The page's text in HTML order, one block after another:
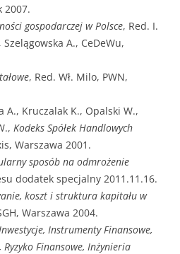
2007.
gospodarczej w Polsce, Red. I.
A., CeDeWu,
, Red. Wł. Milo, PWN,
A., Kruczalak K., Opalski W.,
Kodeks Spółek Handlowych
Warszawa 2001.
sposób na odmrożenie
dodatek specjalny 2011.11.16.
koszt i struktura kapitału w
Warszawa 2004.
Instrumenty Finansowe,
Finansowe, Inżynieria